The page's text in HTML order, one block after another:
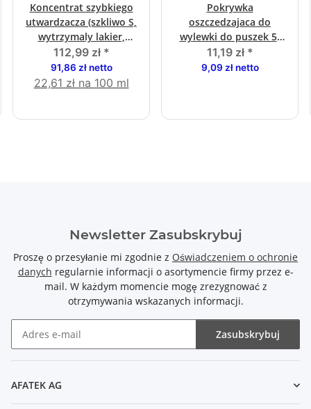
Koncentrat szybkiego
utwardzacza (szkliwo S,
wytrzymaly lakier,
kolory miki 3w1)
112,99 zł *
91,86 zł netto
22,61 zł na 100 ml
Pokrywka
oszczedzajaca do
wylewki do puszek 5-
litrowych
11,19 zł *
9,09 zł netto
Newsletter Zasubskrybuj
Proszę o przesyłanie mi zgodnie z Oświadczeniem o ochronie
danych regularnie informacji o asortymencie firmy przez e-
mail. W każdym momencie mogę zrezygnować z
otrzymywania wskazanych informacji.
Zasubskrybuj
AFATEK AG